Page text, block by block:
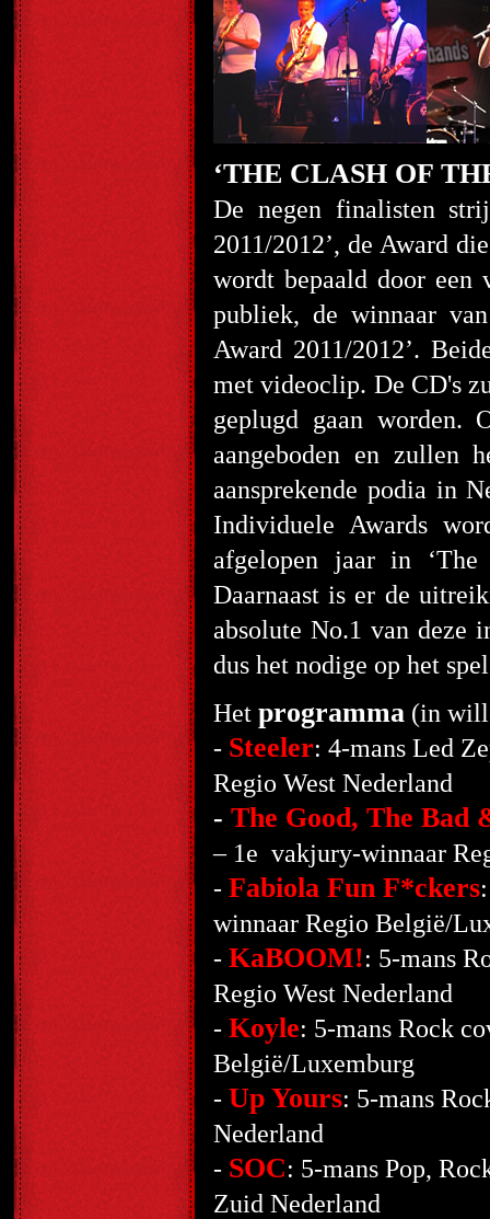
‘THE CLASH OF
De negen finalisten
2011/2012’, de Award
wordt bepaald door een
publiek, de winnaar
Award 2011/2012’.
met videoclip. De CD's
geplugd gaan worden.
aangeboden en zullen
aansprekende podia in
Individuele Awards
afgelopen jaar in
Daarnaast is er de
absolute No.1 van deze
dus het nodige op het
Het programma (in
- Steeler: 4-mans Led
Regio West Nederland
- The Good, The Bad
– 1e vakjury-winnaar
- Fabiola Fun F*ckers
winnaar Regio België/
- KaBOOM!: 5-mans
Regio West Nederland
- Koyle: 5-mans Rock
België/Luxemburg
- Up Yours: 5-mans
Nederland
- SOC: 5-mans Pop,
Zuid Nederland